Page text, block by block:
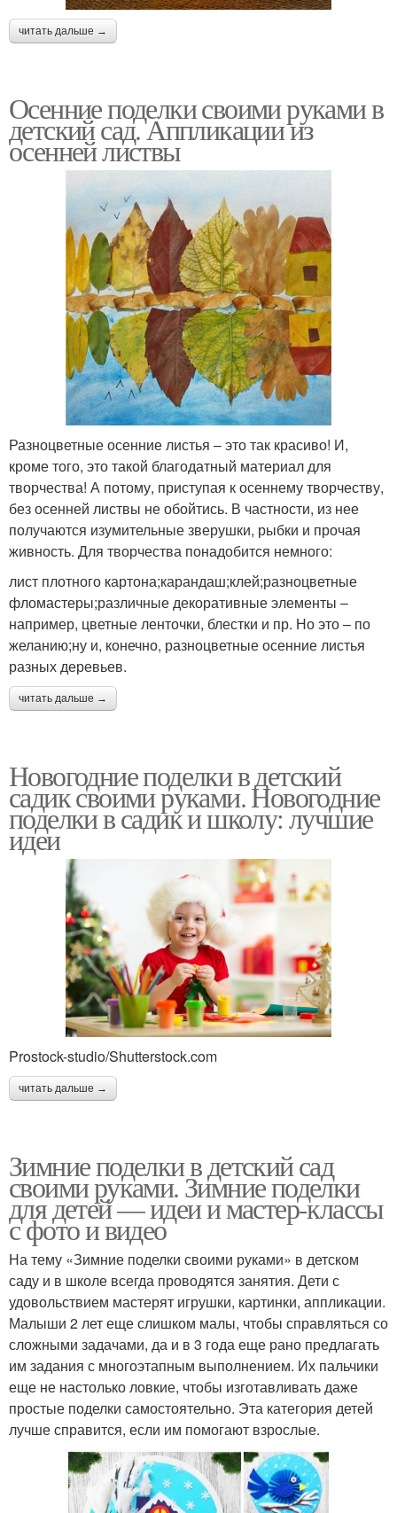
читать дальше →
Осенние поделки своими руками в
детский сад. Аппликации из
осенней листвы
Разноцветные осенние листья – это так красиво! И,
кроме того, это такой благодатный материал для
творчества! А потому, приступая к осеннему творчеству,
без осенней листвы не обойтись. В частности, из нее
получаются изумительные зверушки, рыбки и прочая
живность. Для творчества понадобится немного:
лист плотного картона;карандаш;клей;разноцветные
фломастеры;различные декоративные элементы –
например, цветные ленточки, блестки и пр. Но это – по
желанию;ну и, конечно, разноцветные осенние листья
разных деревьев.
читать дальше →
Новогодние поделки в детский
садик своими руками. Новогодние
поделки в садик и школу: лучшие
идеи
Prostock-studio/Shutterstock.com
читать дальше →
Зимние поделки в детский сад
своими руками. Зимние поделки
для детей — идеи и мастер-классы
с фото и видео
На тему «Зимние поделки своими руками» в детском
саду и в школе всегда проводятся занятия. Дети с
удовольствием мастерят игрушки, картинки, аппликации.
Малыши 2 лет еще слишком малы, чтобы справляться со
сложными задачами, да и в 3 года еще рано предлагать
им задания с многоэтапным выполнением. Их пальчики
еще не настолько ловкие, чтобы изготавливать даже
простые поделки самостоятельно. Эта категория детей
лучше справится, если им помогают взрослые.